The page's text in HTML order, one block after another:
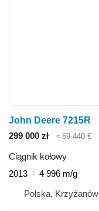
John Deere 7215R
299 000 zł
≈ 69 440 €
Ciągnik kołowy
2013
4 996 m/g
Polska, Krzyżanów